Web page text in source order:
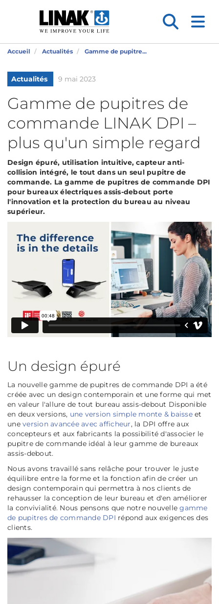
Accueil Actualités Gamme de pupitre...
Actualités 9 mai 2023
Gamme de pupitres de
commande LINAK DPI –
plus qu'un simple regard
Design épuré, utilisation intuitive, capteur anti-
collision intégré, le tout dans un seul pupitre de
commande. La gamme de pupitres de commande DPI
pour bureaux électriques assis-debout porte
l'innovation et la protection du bureau au niveau
supérieur.
Un design épuré
La nouvelle gamme de pupitres de commande DPI a été
créée avec un design contemporain et une forme qui met
en valeur l'allure de tout bureau assis-debout Disponible
en deux versions, une version simple monte & baisseet
une version avancée avec afficheur, la DPI offre aux
concepteurs et aux fabricants la possibilité d'associer le
pupitre de commande idéal à leur gamme de bureaux
assis-debout.
Nous avons travaillé sans relâche pour trouver le juste
équilibre entre la forme et la fonction afin de créer un
design contemporain qui permettra à nos clients de
rehausser la conception de leur bureau et d'en améliorer
la convivialité. Nous pensons que notre nouvellegamme
de pupitres de commande DPI répond aux exigences des
clients.